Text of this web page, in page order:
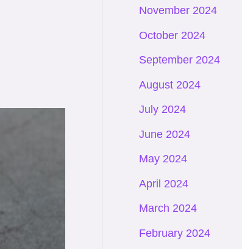
November 2024
October 2024
September 2024
August 2024
July 2024
June 2024
May 2024
April 2024
March 2024
February 2024